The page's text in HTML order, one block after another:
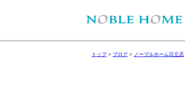
トップ> ブログ > ノーブルホーム日立店